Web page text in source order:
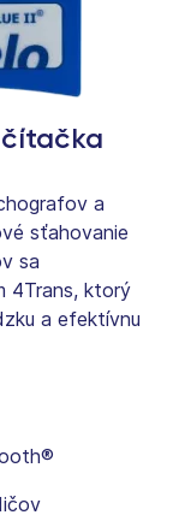
a
sťahovanie
sa
4Trans, ktorý
a efektívnu